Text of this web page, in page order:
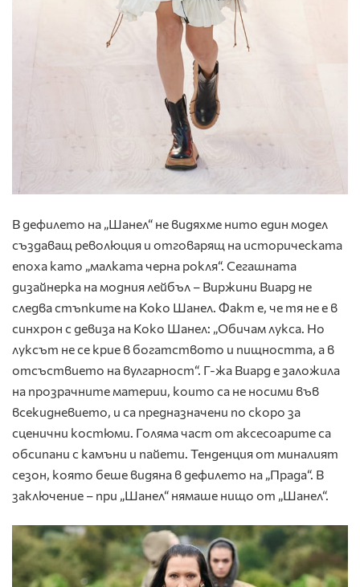
В дефилето на „Шанел“ не видяхме нито един модел
създаващ революция и отговарящ на историческата
епоха като „малката черна рокля“. Сегашната
дизайнерка на модния лейбъл – Виржини Виард не
следва стъпките на Коко Шанел. Факт е, че тя не е в
синхрон с девиза на Коко Шанел: „Обичам лукса. Но
луксът не се крие в богатството и пищността, а в
отсъствието на вулгарност“. Г-жа Виард е заложила
на прозрачните материи, които са не носими във
всекидневието, и са предназначени по скоро за
сценични костюми. Голяма част от аксесоарите са
обсипани с камъни и пайети. Тенденция от миналият
сезон, която беше видяна в дефилето на „Прада“. В
заключение – при „Шанел“ нямаше нищо от „Шанел“.